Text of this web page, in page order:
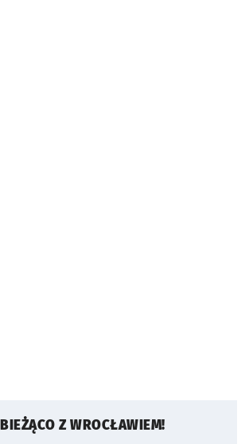
Z WROCŁAWIEM!